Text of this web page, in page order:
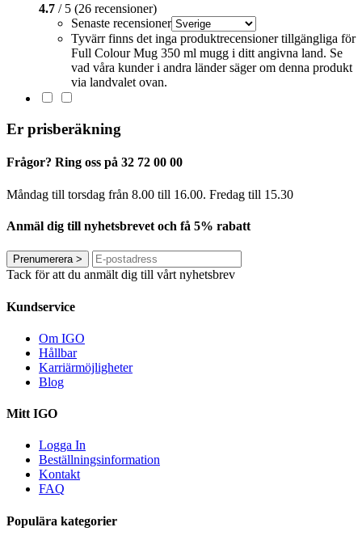
4.7 / 5 (26 recensioner)
Senaste recensioner
Tyvärr finns det inga produktrecensioner tillgängliga för
Full Colour Mug 350 ml mugg i ditt angivna land. Se
vad våra kunder i andra länder säger om denna produkt
via landvalet ovan.
Er prisberäkning
Frågor? Ring oss på 32 72 00 00
Måndag till torsdag från 8.00 till 16.00. Fredag ​​till 15.30
Anmäl dig till nyhetsbrevet och få 5% rabatt
Prenumerera>
Tack för att du anmält dig till vårt nyhetsbrev
Kundservice
Om IGO
Hållbar
Karriärmöjligheter
Blog
Mitt IGO
Logga In
Beställningsinformation
Kontakt
FAQ
Populära kategorier